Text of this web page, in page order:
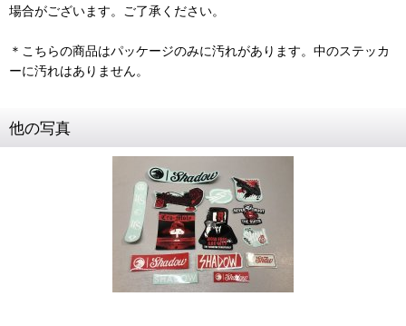
場合がございます。ご了承ください。
＊こちらの商品はパッケージのみに汚れがあります。中のステッカ
ーに汚れはありません。
他の写真